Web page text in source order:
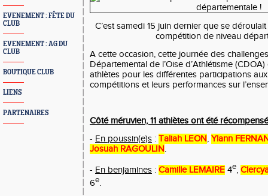
EVENEMENT : FÊTE DU
CLUB
EVENEMENT : AG DU
CLUB
BOUTIQUE CLUB
LIENS
PARTENAIRES
C’est samedi 15 juin dernier que se
compétition de niveau
A cette occasion, cette journée des
Départemental de l’Oise d’Athlétisme
athlètes pour les différentes participations
compétitions et leurs performances sur
Côté méruvien, 11 athlètes ont été
- En poussin(e)s : Taliah LEON, Ylann
Josuah RAGOULIN.
- En benjamines : Camille LEMAIRE 4e,
6e.